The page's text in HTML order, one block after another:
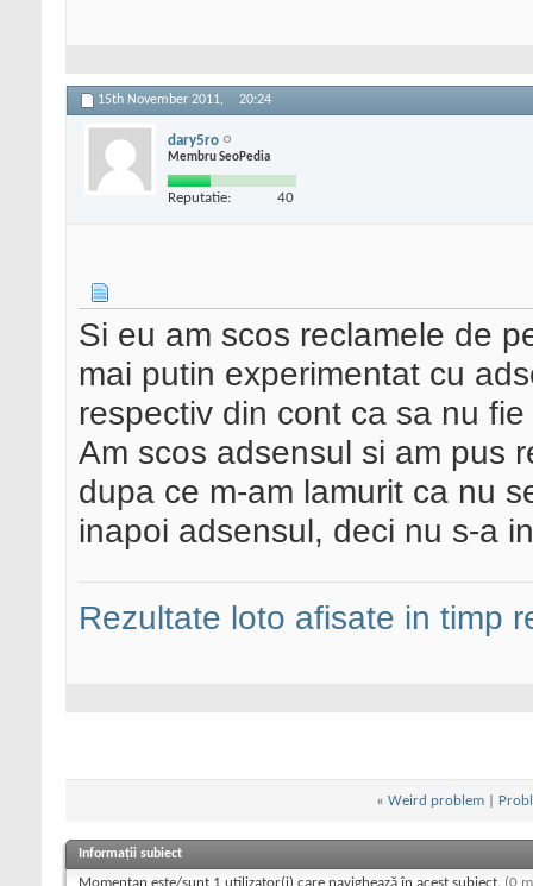
15th November 2011, 20:24
dary5ro
Membru SeoPedia
Reputatie: 40
Si eu am scos reclamele de
mai putin experimentat cu
respectiv din cont ca sa nu
Am scos adsensul si am pus
dupa ce m-am lamurit ca nu
inapoi adsensul, deci nu s-a
Rezultate loto afisate in timp
« Weird problem|
Informații subiect